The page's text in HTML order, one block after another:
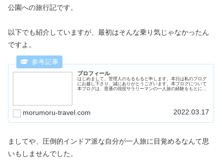
公園への旅行記です。
以下でも紹介していますが、最初はそんな乗り気じゃなかったん
ですよ。
プロフィール
はじめまして。管理人のもるもると申します。本日は私のブログ
にお越し下さり、誠にありがとうございます。本ブログについて
本ブログは、普通の現役サラリーマンの一人旅の経験をもとに作
morumoru-travel.com 2022.03.17
ましてや、圧倒的インドア派な自分が一人旅に目覚めるなんて思
いもしませんでした。